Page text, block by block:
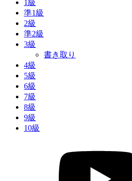
1級
準1級
2級
準2級
3級
書き取り
4級
5級
6級
7級
8級
9級
10級